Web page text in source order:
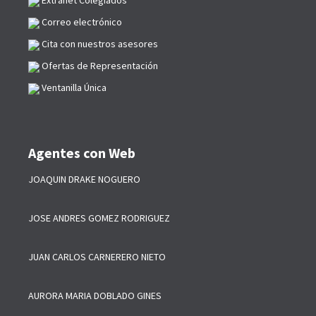
Correo electrónico
Cita con nuestros asesores
Ofertas de Representación
Ventanilla Única
Agentes con Web
JOAQUIN DRAKE NOGUERO
JOSE ANDRES GOMEZ RODRIGUEZ
JUAN CARLOS CARNERERO NIETO
AURORA MARIA DOBLADO GINES